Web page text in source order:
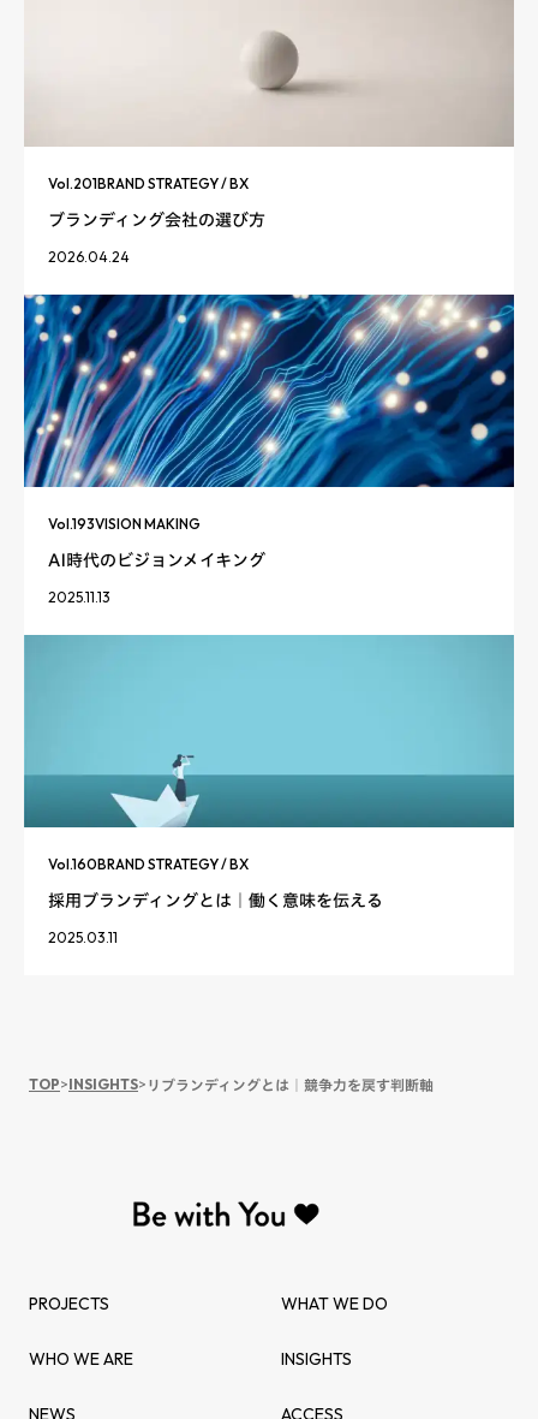
Vol.201BRAND STRATEGY / BX
ブランディング会社の選び方
2026.04.24
Vol.193VISION MAKING
AI時代のビジョンメイキング
2025.11.13
Vol.160BRAND STRATEGY / BX
採用ブランディングとは｜働く意味を伝える
2025.03.11
TOP>INSIGHTS> リブランディングとは｜競争力を戻す判断軸
PROJECTS WHAT WE DO
WHO WE ARE INSIGHTS
NEWS ACCESS